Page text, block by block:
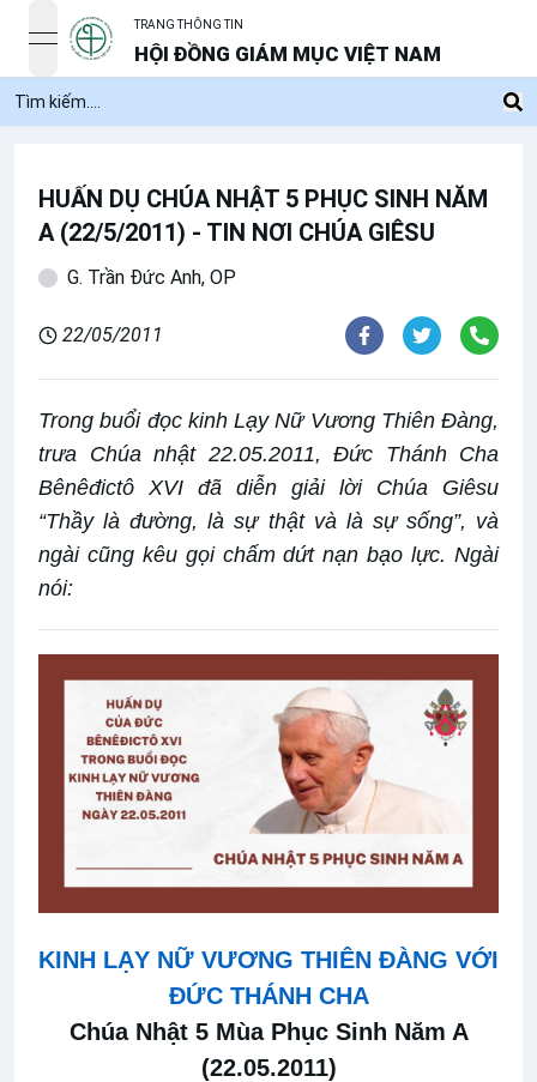
open navigation menu
TRANG THÔNG TIN
HỘI ĐỒNG GIÁM MỤC VIỆT NAM
HUẤN DỤ CHÚA NHẬT 5 PHỤC SINH NĂM
A (22/5/2011) - TIN NƠI CHÚA GIÊSU
G. Trần Đức Anh, OP
22/05/2011
Trong buổi đọc kinh Lạy Nữ Vương Thiên Đàng,
trưa Chúa nhật 22.05.2011, Đức Thánh Cha
Bênêđictô XVI đã diễn giải lời Chúa Giêsu
“Thầy là đường, là sự thật và là sự sống”, và
ngài cũng kêu gọi chấm dứt nạn bạo lực. Ngài
nói:
KINH LẠY NỮ VƯƠNG THIÊN ĐÀNG VỚI
ĐỨC THÁNH CHA
Chúa Nhật 5 Mùa Phục Sinh Năm A
(22.05.2011)